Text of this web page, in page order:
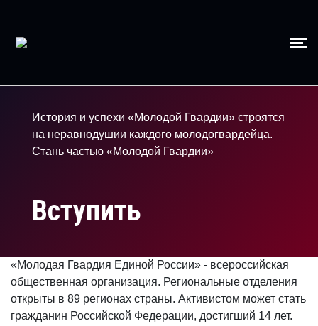
История и успехи «Молодой Гвардии» строятся
на неравнодушии каждого молодогвардейца.
Стань частью «Молодой Гвардии»
Вступить
«Молодая Гвардия Единой России» - всероссийская
общественная организация. Региональные отделения
открыты в 89 регионах страны. Активистом может стать
гражданин Российской Федерации, достигший 14 лет.